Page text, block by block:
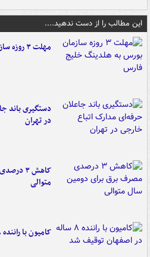
این مطالب را از دست ندهید....
مهلت ۳ روزه سازمان بورس به هلدینگ خلیج فارس
دستگیری باند
در تهران
کاهش ۳
متوالی
کامیون با راننده ۸ ساله در اصفهان توقیف شد